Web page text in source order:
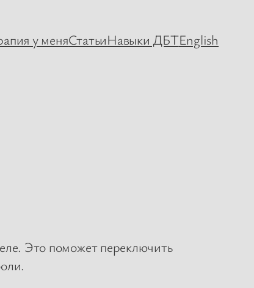
у меняСтатьиНавыки ДБТEnglish
Это поможет переключить